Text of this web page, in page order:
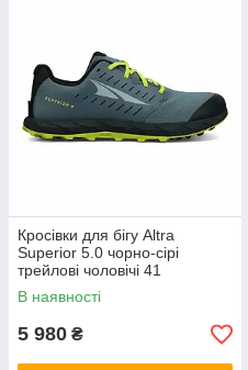
Кросівки для бігу Altra
Superior 5.0 чорно-сірі
трейлові чоловічі 41
В наявності
5 980 ₴